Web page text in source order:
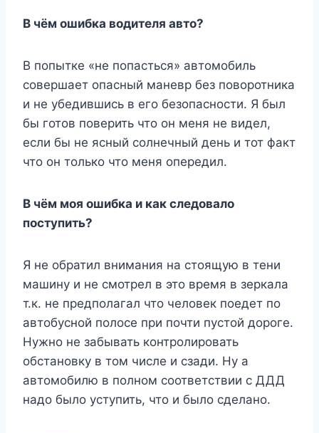
В чём ошибка водителя авто?
В попытке «не попасться» автомобиль
совершает опасный маневр без поворотника
и не убедившись в его безопасности. Я был
бы готов поверить что он меня не видел,
если бы не ясный солнечный день и тот факт
что он только что меня опередил.
В чём моя ошибка и как следовало
поступить?
Я не обратил внимания на стоящую в тени
машину и не смотрел в это время в зеркала
т.к. не предполагал что человек поедет по
автобусной полосе при почти пустой дороге.
Нужно не забывать контролировать
обстановку в том числе и сзади. Ну а
автомобилю в полном соответствии с ДДД
надо было уступить, что и было сделано.